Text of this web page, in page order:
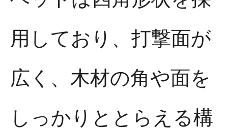
用しており、打撃面が
広く、木材の角や面を
しっかりととらえる構